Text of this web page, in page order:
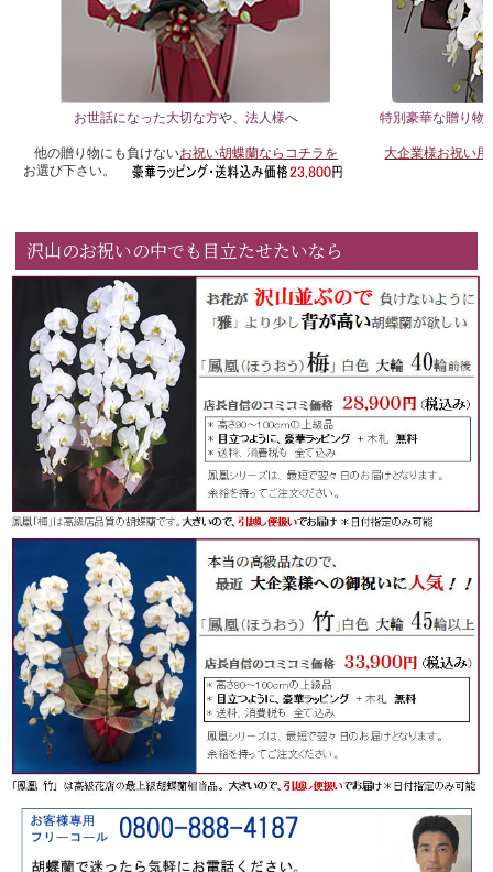
お世話になった大切な方や、 法人様へ
他の贈り物にも負けないお祝い胡蝶蘭ならコチラを
お選び下さい。
特別豪華な贈り物
大企業様お祝い
沢山のお祝いの中でも目立たせたいなら